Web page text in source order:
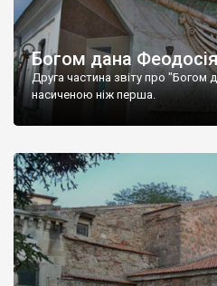
Богом дана
Друга частина звіту про
насиченою ніж перша.